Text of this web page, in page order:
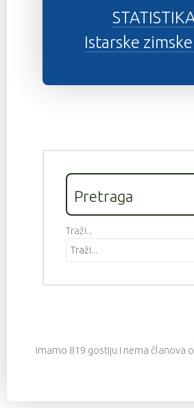
Istarske
Pretraga
Traži...
Imamo 819 gostiju i nema članova